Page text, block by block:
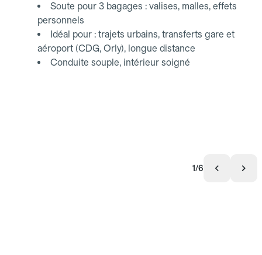
Soute pour 3 bagages : valises, malles, effets
personnels
Idéal pour : trajets urbains, transferts gare et
aéroport (CDG, Orly), longue distance
Conduite souple, intérieur soigné
1/6